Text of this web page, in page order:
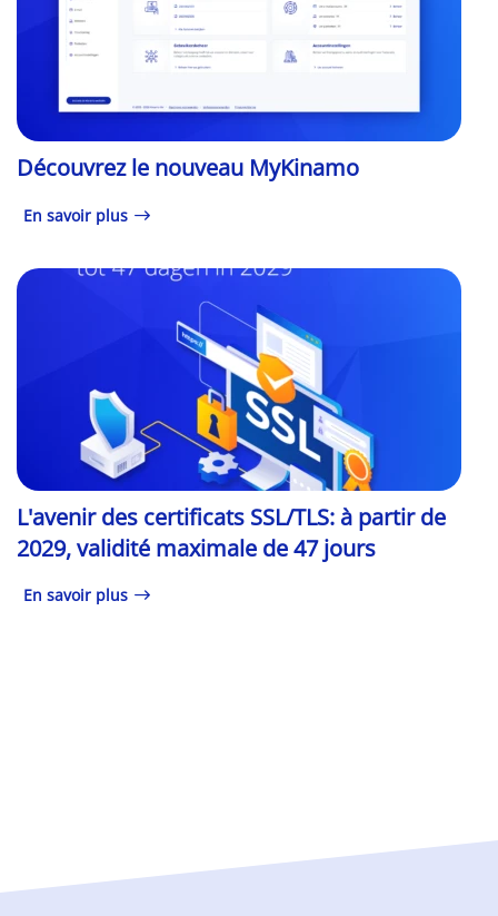
Découvrez le nouveau MyKinamo
En savoir plus
L'avenir des certificats SSL/TLS: à partir de
2029, validité maximale de 47 jours
En savoir plus